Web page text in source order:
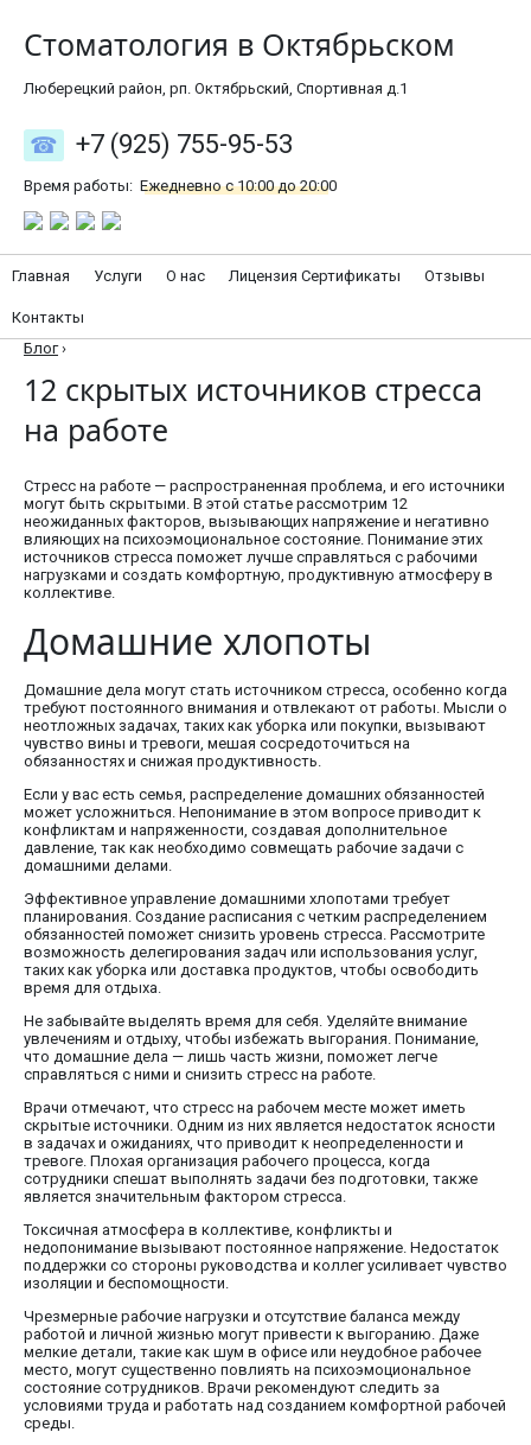
Стоматология в Октябрьском
Люберецкий район, рп. Октябрьский, Спортивная д.1
+7 (925) 755-95-53
Время работы: Ежедневно с 10:00 до 20:00
Главная Услуги О нас Лицензия Сертификаты Отзывы
Контакты
Блог ›
12 скрытых источников стресса
на работе
Стресс на работе — распространенная проблема, и его источники
могут быть скрытыми. В этой статье рассмотрим 12
неожиданных факторов, вызывающих напряжение и негативно
влияющих на психоэмоциональное состояние. Понимание этих
источников стресса поможет лучше справляться с рабочими
нагрузками и создать комфортную, продуктивную атмосферу в
коллективе.
Домашние хлопоты
Домашние дела могут стать источником стресса, особенно когда
требуют постоянного внимания и отвлекают от работы. Мысли о
неотложных задачах, таких как уборка или покупки, вызывают
чувство вины и тревоги, мешая сосредоточиться на
обязанностях и снижая продуктивность.
Если у вас есть семья, распределение домашних обязанностей
может усложниться. Непонимание в этом вопросе приводит к
конфликтам и напряженности, создавая дополнительное
давление, так как необходимо совмещать рабочие задачи с
домашними делами.
Эффективное управление домашними хлопотами требует
планирования. Создание расписания с четким распределением
обязанностей поможет снизить уровень стресса. Рассмотрите
возможность делегирования задач или использования услуг,
таких как уборка или доставка продуктов, чтобы освободить
время для отдыха.
Не забывайте выделять время для себя. Уделяйте внимание
увлечениям и отдыху, чтобы избежать выгорания. Понимание,
что домашние дела — лишь часть жизни, поможет легче
справляться с ними и снизить стресс на работе.
Врачи отмечают, что стресс на рабочем месте может иметь
скрытые источники. Одним из них является недостаток ясности
в задачах и ожиданиях, что приводит к неопределенности и
тревоге. Плохая организация рабочего процесса, когда
сотрудники спешат выполнять задачи без подготовки, также
является значительным фактором стресса.
Токсичная атмосфера в коллективе, конфликты и
недопонимание вызывают постоянное напряжение. Недостаток
поддержки со стороны руководства и коллег усиливает чувство
изоляции и беспомощности.
Чрезмерные рабочие нагрузки и отсутствие баланса между
работой и личной жизнью могут привести к выгоранию. Даже
мелкие детали, такие как шум в офисе или неудобное рабочее
место, могут существенно повлиять на психоэмоциональное
состояние сотрудников. Врачи рекомендуют следить за
условиями труда и работать над созданием комфортной рабочей
среды.